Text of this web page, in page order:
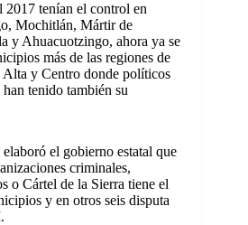
tenían el control en
Mochitlán, Mártir de
y Ahuacuotzingo, ahora ya se
más de las regiones de
y Centro donde políticos
tenido también su
el gobierno estatal que
criminales,
o Cártel de la Sierra tiene el
y en otros seis disputa